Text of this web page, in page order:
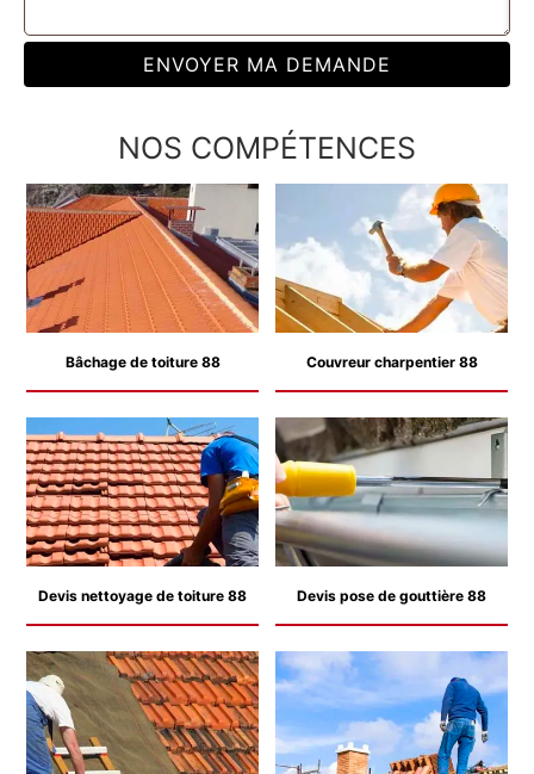
NOS COMPÉTENCES
Bâchage de toiture 88 Couvreur charpentier 88
Devis nettoyage de toiture 88 Devis pose de gouttière 88